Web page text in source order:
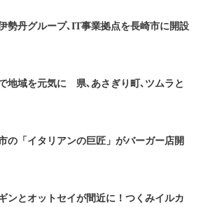
勢丹グループ､IT事業拠点を長崎市に開設
で地域を元気に 県､あさぎり町､ツムラと
の「イタリアンの巨匠」がバーガー店開
ンとオットセイが間近に！つくみイルカ